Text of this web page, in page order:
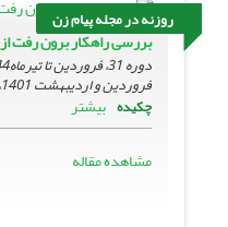
روزنه در مجله پیام زن
بررسی راهکار برون رفت
فروردین و اردیبهشت 1401، صفحه
چکیده بیشتر
مشاهده مقاله